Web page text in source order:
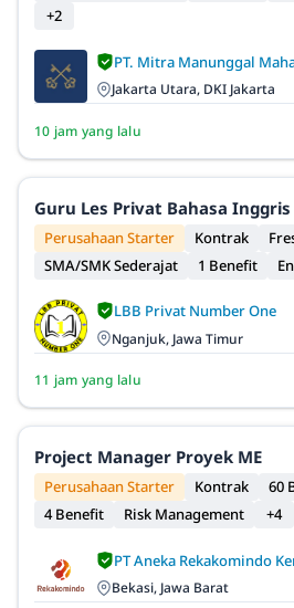
+2
PT. Mitra Manunggal
Jakarta Utara, DKI Jakarta
10 jam yang lalu
Guru Les Privat Bahasa Inggris
Perusahaan Starter Kontrak
SMA/SMK Sederajat
1 Benefit
LBB Privat Number One
Nganjuk, Jawa Timur
11 jam yang lalu
Project Manager Proyek ME
Perusahaan Starter Kontrak 60
4 Benefit
Risk Management +4
PT Aneka Rekakomindo
Bekasi, Jawa Barat